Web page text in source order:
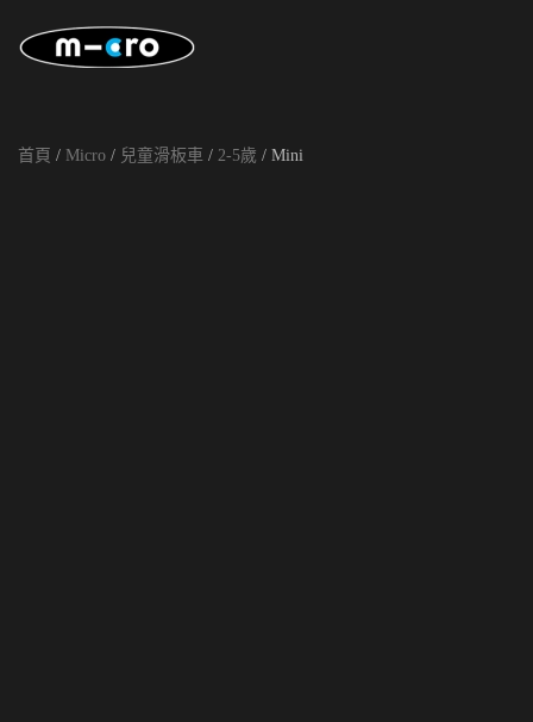
Skip to main content
首頁 / Micro / 兒童滑板車 / 2-5歲 / Mini